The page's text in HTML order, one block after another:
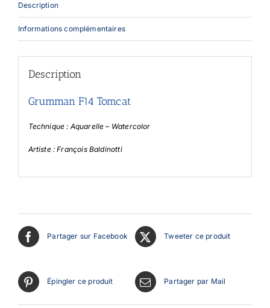
Description
Informations complémentaires
Description
Grumman F14 Tomcat
Technique : Aquarelle – Watercolor
Artiste : François Baldinotti
Partager sur Facebook Tweeter ce produit
Épingler ce produit Partager par Mail